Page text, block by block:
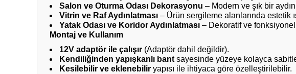
Salon ve Oturma Odası Dekorasyonu – Modern ve şık bir
Vitrin ve Raf Aydınlatması – Ürün sergileme alanlarında estetik
Yatak Odası ve Koridor Aydınlatması – Dekoratif ve
Montaj ve Kullanım
12V adaptör ile çalışır (Adaptör dahil değildir).
Kendiliğinden yapışkanlı bant sayesinde yüzeye kolayca
Kesilebilir ve eklenebilir yapısı ile ihtiyaca göre özelleştirilebilir.